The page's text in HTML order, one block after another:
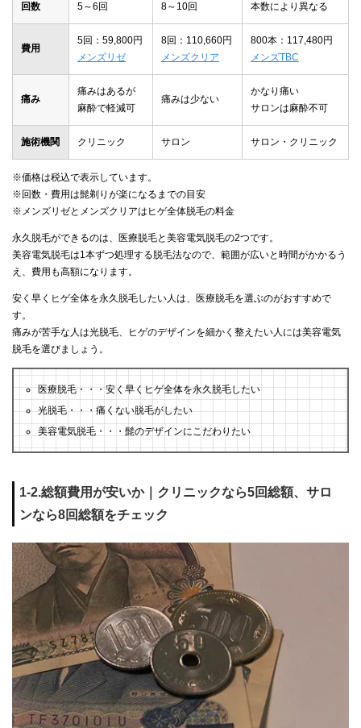
回数 5～6回 8～10回 本数により異なる
費用
5回：59,800円
メンズリゼ
8回：110,660円
メンズクリア
800本：117,480円
メンズTBC
痛み
痛みはあるが
麻酔で軽減可
痛みは少ない
かなり痛い
サロンは麻酔不可
施術機関 クリニック サロン サロン・クリニック
※価格は税込で表示しています。
※回数・費用は髭剃りが楽になるまでの目安
※メンズリゼとメンズクリアはヒゲ全体脱毛の料金
永久脱毛ができるのは、医療脱毛と美容電気脱毛の2つです。
美容電気脱毛は1本ずつ処理する脱毛法なので、範囲が広いと時間がかかるう
え、費用も高額になります。
安く早くヒゲ全体を永久脱毛したい人は、医療脱毛を選ぶのがおすすめで
す。
痛みが苦手な人は光脱毛、ヒゲのデザインを細かく整えたい人には美容電気
脱毛を選びましょう。
医療脱毛・・・安く早くヒゲ全体を永久脱毛したい
光脱毛・・・痛くない脱毛がしたい
美容電気脱毛・・・髭のデザインにこだわりたい
1-2.総額費用が安いか｜クリニックなら5回総額、サロ
ンなら8回総額をチェック